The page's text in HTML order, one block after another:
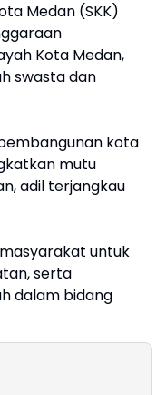
Medan (SKK)
Kota Medan,
swasta dan
kota
mutu
adil terjangkau
untuk
serta
dalam bidang